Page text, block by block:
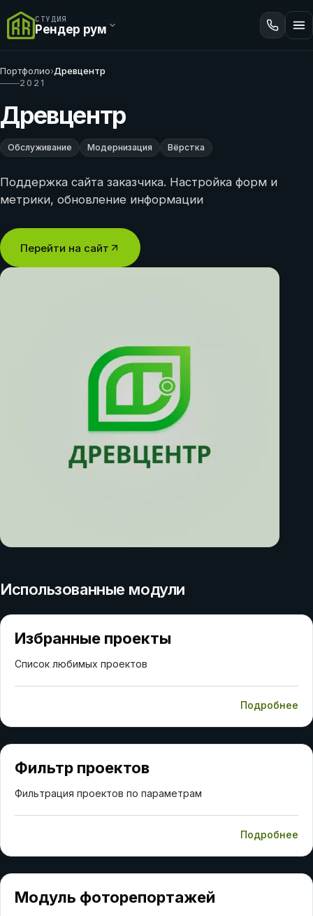
СТУДИЯ
Рендер рум
Портфолио›Древцентр
2021
Древцентр
Обслуживание Модернизация Вёрстка
Поддержка сайта заказчика. Настройка форм и
метрики, обновление информации
Перейти на сайт
Использованные модули
Избранные проекты
Список любимых проектов
Подробнее
Фильтр проектов
Фильтрация проектов по параметрам
Подробнее
Модуль фоторепортажей